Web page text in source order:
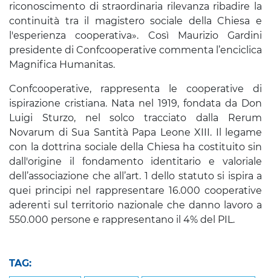
riconoscimento di straordinaria rilevanza ribadire la
continuità tra il magistero sociale della Chiesa e
l'esperienza cooperativa». Così Maurizio Gardini
presidente di Confcooperative commenta l’enciclica
Magnifica Humanitas.
Confcooperative, rappresenta le cooperative di
ispirazione cristiana. Nata nel 1919, fondata da Don
Luigi Sturzo, nel solco tracciato dalla Rerum
Novarum di Sua Santità Papa Leone XIII. Il legame
con la dottrina sociale della Chiesa ha costituito sin
dall'origine il fondamento identitario e valoriale
dell’associazione che all’art. 1 dello statuto si ispira a
quei principi nel rappresentare 16.000 cooperative
aderenti sul territorio nazionale che danno lavoro a
550.000 persone e rappresentano il 4% del PIL.
TAG: